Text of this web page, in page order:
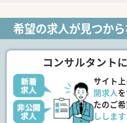
希望の求人が見つか
コンサルタント
サイト
開求人
たのご
しします